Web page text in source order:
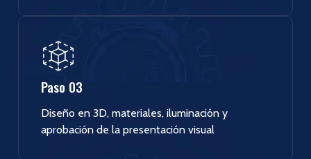
Paso 03
Diseño en 3D, materiales, iluminación y
aprobación de la presentación visual